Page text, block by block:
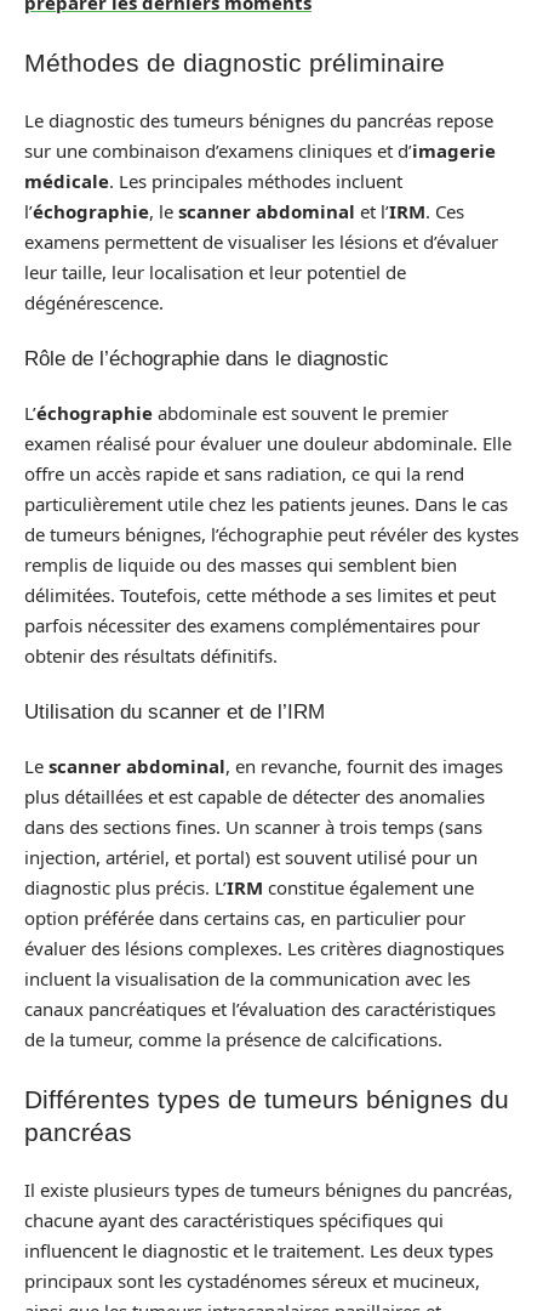
Méthodes de diagnostic préliminaire
Le diagnostic des tumeurs bénignes du pancréas repose
sur une combinaison d’examens cliniques et d’imagerie
médicale. Les principales méthodes incluent
l’échographie, le scanner abdominal et l’IRM. Ces
examens permettent de visualiser les lésions et d’évaluer
leur taille, leur localisation et leur potentiel de
dégénérescence.
Rôle de l’échographie dans le diagnostic
L’échographie abdominale est souvent le premier
examen réalisé pour évaluer une douleur abdominale. Elle
offre un accès rapide et sans radiation, ce qui la rend
particulièrement utile chez les patients jeunes. Dans le cas
de tumeurs bénignes, l’échographie peut révéler des kystes
remplis de liquide ou des masses qui semblent bien
délimitées. Toutefois, cette méthode a ses limites et peut
parfois nécessiter des examens complémentaires pour
obtenir des résultats définitifs.
Utilisation du scanner et de l’IRM
Le scanner abdominal, en revanche, fournit des images
plus détaillées et est capable de détecter des anomalies
dans des sections fines. Un scanner à trois temps (sans
injection, artériel, et portal) est souvent utilisé pour un
diagnostic plus précis. L’IRM constitue également une
option préférée dans certains cas, en particulier pour
évaluer des lésions complexes. Les critères diagnostiques
incluent la visualisation de la communication avec les
canaux pancréatiques et l’évaluation des caractéristiques
de la tumeur, comme la présence de calcifications.
Différentes types de tumeurs bénignes du
pancréas
Il existe plusieurs types de tumeurs bénignes du pancréas,
chacune ayant des caractéristiques spécifiques qui
influencent le diagnostic et le traitement. Les deux types
principaux sont les cystadénomes séreux et mucineux,